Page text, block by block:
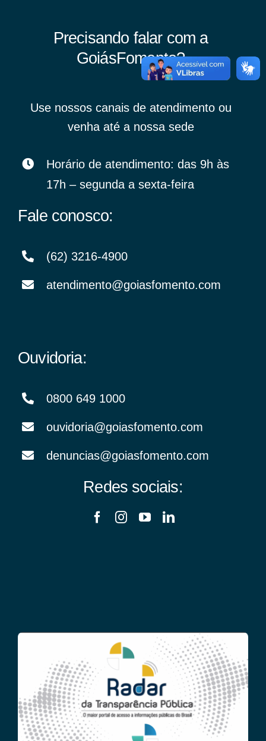
Precisando falar com a
GoiásFomento?
Use nossos canais de atendimento ou
venha até a nossa sede
Horário de atendimento: das 9h às
17h – segunda a sexta-feira
Fale conosco:
(62) 3216-4900
atendimento@goiasfomento.com
Ouvidoria:
0800 649 1000
ouvidoria@goiasfomento.com
denuncias@goiasfomento.com
Redes sociais: